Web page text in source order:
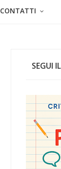
CONTATTI
SEGUI